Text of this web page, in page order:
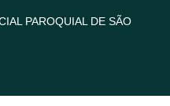
PAROQUIAL DE SÃO